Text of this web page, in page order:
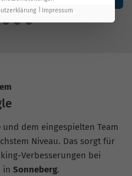
und dem eingespielten Team
Niveau. Das sorgt für
Verbesserungen bei
in Sonneberg.
Impressum